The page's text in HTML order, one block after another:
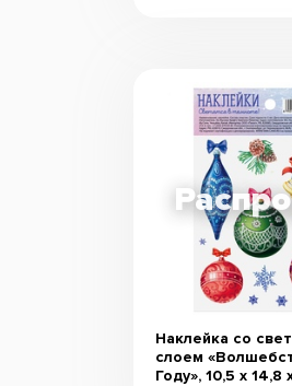
Наклейка со
слоем
Году», 10,5 х 14,8